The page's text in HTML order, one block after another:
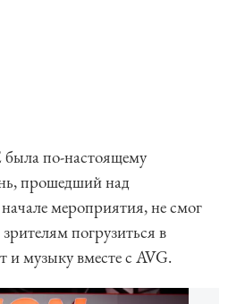
по-настоящему
прошедший над
мероприятия, не смог
погрузиться в
и музыку вместе с AVG.